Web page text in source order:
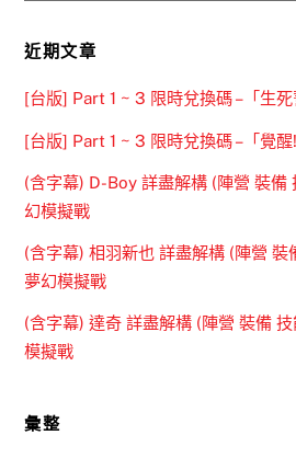
近期文章
[台版] Part 1 ~ 3 限時兌換碼 –「生死
[台版] Part 1 ~ 3 限時兌換碼 –「覺醒!
(含字幕) D-Boy 詳盡解構 (陣營 裝備
幻模擬戰
(含字幕) 相羽新也 詳盡解構 (陣營 裝
夢幻模擬戰
(含字幕) 達奇 詳盡解構 (陣營 裝備
模擬戰
彙整